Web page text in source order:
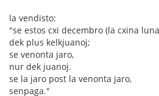
la vendisto:
"se estos cxi decembro (la cxina
dek plus kelkjuanoj;
se venonta jaro,
nur dek juanoj.
se la jaro post la venonta jaro,
senpaga."